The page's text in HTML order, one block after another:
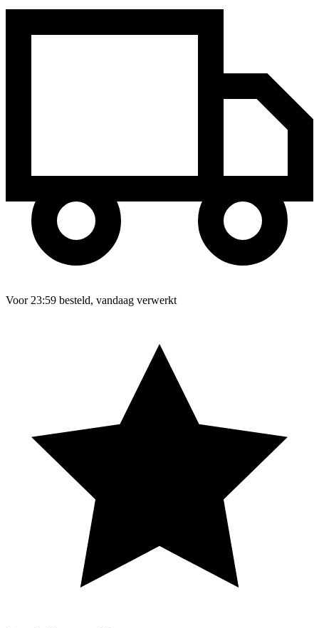
Voor 23:59 besteld, vandaag verwerkt